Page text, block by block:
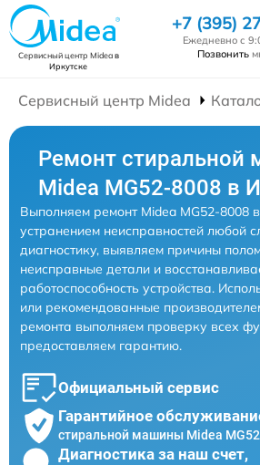
Сервисный центр Mideaв
Иркутске
+7 (395)
Ежедневно с
Позвонить
Сервисный центр Midea
Ремонт стиральной
Midea MG52-8008 в
Выполняем ремонт Midea MG52-8008
устранением неисправностей любой
диагностику, выявляем причины
неисправные детали и
работоспособность устройства.
или рекомендованные
ремонта выполняем проверку всех
предоставляем гарантию.
Официальный сервис
Гарантийное
стиральной машины Midea
Диагностика за наш счет,